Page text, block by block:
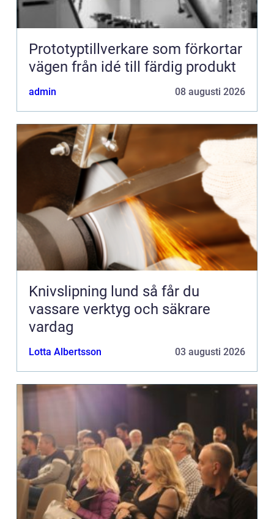
Prototyptillverkare som förkortar
vägen från idé till färdig produkt
admin 08 augusti 2026
Knivslipning lund så får du
vassare verktyg och säkrare
vardag
Lotta Albertsson 03 augusti 2026